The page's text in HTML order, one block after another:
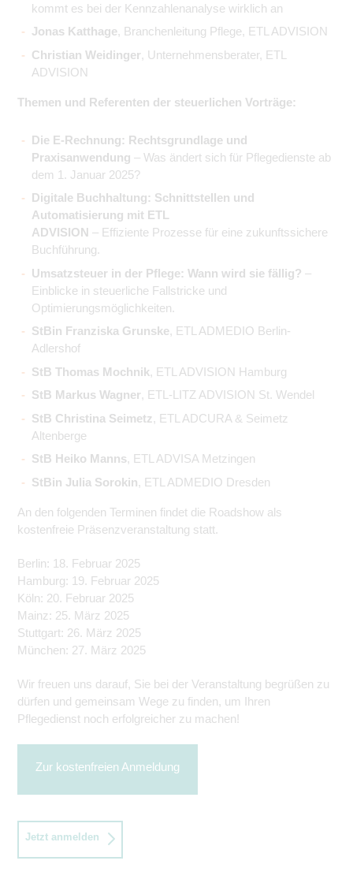
kommt es bei der Kennzahlenanalyse wirklich an
Jonas Katthage, Branchenleitung Pflege, ETL ADVISION
Christian Weidinger, Unternehmensberater, ETL
ADVISION
Themen und Referenten der steuerlichen Vorträge:
Die E-Rechnung: Rechtsgrundlage und
Praxisanwendung – Was ändert sich für Pflegedienste ab
dem 1. Januar 2025?
Digitale Buchhaltung: Schnittstellen und
Automatisierung mit ETL
ADVISION – Effiziente Prozesse für eine zukunftssichere
Buchführung.
Umsatzsteuer in der Pflege: Wann wird sie fällig? –
Einblicke in steuerliche Fallstricke und
Optimierungsmöglichkeiten.
StBin Franziska Grunske, ETL ADMEDIO Berlin-
Adlershof
StB Thomas Mochnik, ETL ADVISION Hamburg
StB Markus Wagner, ETL-LITZ ADVISION St. Wendel
StB Christina Seimetz , ETL ADCURA & Seimetz
Altenberge
StB Heiko Manns, ETL ADVISA Metzingen
StBin Julia Sorokin, ETL ADMEDIO Dresden
An den folgenden Terminen findet die Roadshow als
kostenfreie Präsenzveranstaltung statt.
Berlin: 18. Februar 2025
Hamburg: 19. Februar 2025
Köln: 20. Februar 2025
Mainz: 25. März 2025
Stuttgart: 26. März 2025
München: 27. März 2025
Wir freuen uns darauf, Sie bei der Veranstaltung begrüßen zu
dürfen und gemeinsam Wege zu finden, um Ihren
Pflegedienst noch erfolgreicher zu machen!
Zur kostenfreien Anmeldung
Jetzt anmelden